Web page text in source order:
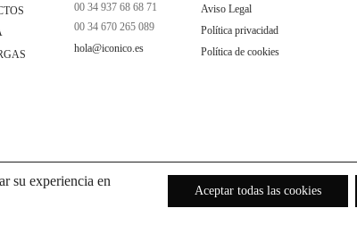
00 34 937 68 68 71
00 34 670 265 089
hola@iconico.es
Aviso Legal
Política privacidad
Política de cookies
su experiencia en
Aceptar todas las cookies